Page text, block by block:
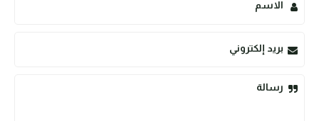
الاسم
بريد إلكتروني
رسالة